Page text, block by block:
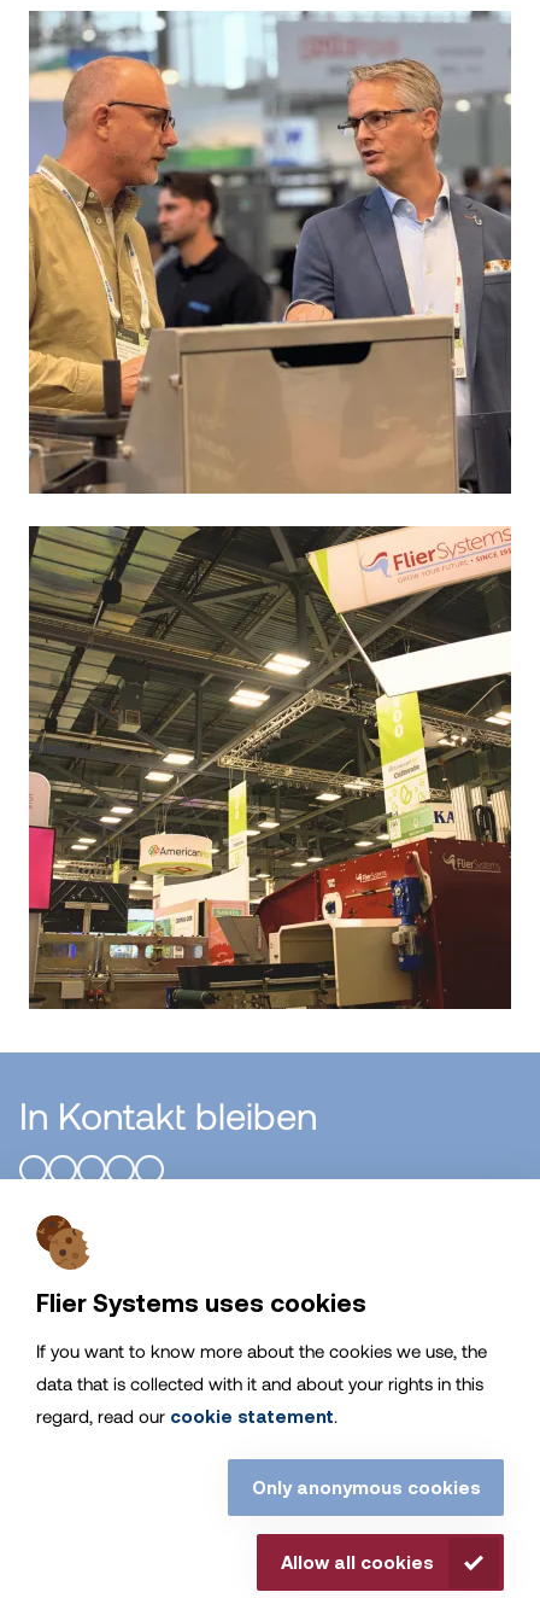
Flier Systems uses cookies
If you want to know more about the cookies we use, the
data that is collected with it and about your rights in this
regard, read our cookie statement
Only anonymous cookies
Allow all cookies
In Kontakt bleiben
Flier Systems B.V.
Service
Bleiben Sie informiert
© Flier Systems. Alle Rechte vorbehalten. |Disclaimer
Privacy Statement